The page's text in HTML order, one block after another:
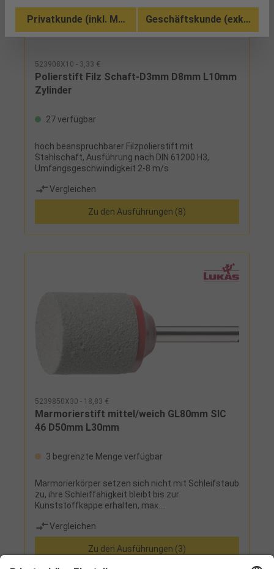
523908X10 - 3,33 €
Polierstift Filz Schaft-D3mm D8mm L10mm
Zylinder
27 verfügbar
hoch beanspruchbarer Filzpolierstift mit
Stahlschaft, Ausführung nach DIN 61200 H3,
Umfangsgeschwindigkeit 2-8 m/s
Vergleichen
Zu den Ausführungen (8)
5239850X30 - 18,83 €
Marmorierstift mittel/weich GL80mm SIC
46 D50mm L30mm
3 begrenzte Menge verfügbar
Marmorierkörper setzen sich nicht mit Schleifstaub
zu, ihre Schleiffähigkeit bleibt bis zur
Kunststoffkappe erhalten, max.
Vergleichen
Zu den Ausführungen (3)
Privatkunde (inkl. MwSt.) Geschäftskunde (exkl.